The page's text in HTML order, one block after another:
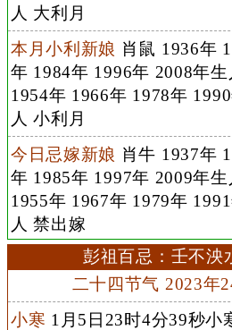
人 大利月
本月小利新娘 肖鼠 1936年
年 1984年 1996年 2008年
1954年 1966年 1978年
人 小利月
今日忌嫁新娘 肖牛 1937年
年 1985年 1997年 2009年
1955年 1967年 1979年
人 禁出嫁
彭祖百忌：壬不泱
二十四节气 2023年
小寒 1月5日23时4分39秒小